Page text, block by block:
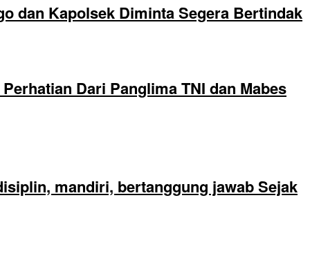
dan Kapolsek Diminta Segera Bertindak
Dari Panglima TNI dan Mabes
mandiri, bertanggung jawab Sejak